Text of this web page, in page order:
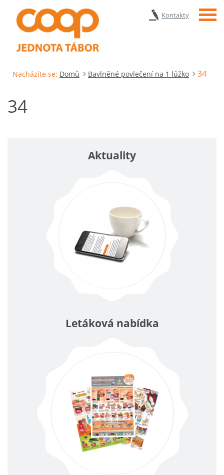
Kontakty Menu
Nacházíte se: Domů Bavlněné povlečení na 1 lůžko 34
34
Aktuality
Letáková nabídka